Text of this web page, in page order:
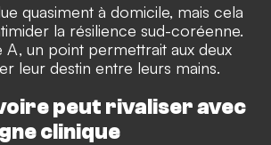
quasiment à domicile, mais cela
la résilience sud-coréenne.
A, un point permettrait aux deux
leur destin entre leurs mains.
peut rivaliser avec
clinique